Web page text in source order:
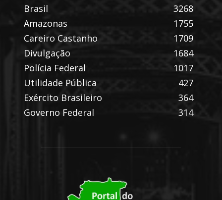
Brasil
3268
Amazonas
1755
Careiro Castanho
1709
Divulgação
1684
Polícia Federal
1017
Utilidade Pública
427
Exército Brasileiro
364
Governo Federal
314